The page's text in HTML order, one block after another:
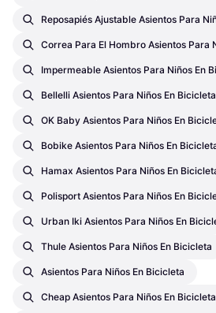
Reposapiés Ajustable Asientos Para
Correa Para El Hombro Asientos Para
Impermeable Asientos Para Niños En
Bellelli Asientos Para Niños En Bicicleta
OK Baby Asientos Para Niños En
Bobike Asientos Para Niños En
Hamax Asientos Para Niños En
Polisport Asientos Para Niños En
Urban Iki Asientos Para Niños En
Thule Asientos Para Niños En Bicicleta
Asientos Para Niños En Bicicleta
Cheap Asientos Para Niños En Bicicleta